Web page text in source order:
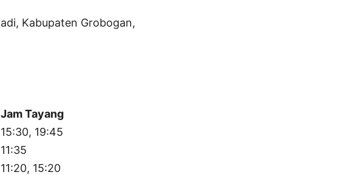
Kabupaten Grobogan,
Jam Tayang
15:30, 19:45
11:35
11:20, 15:20